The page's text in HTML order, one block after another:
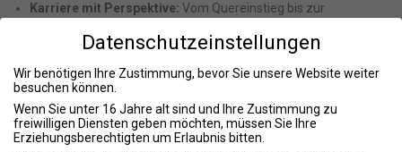
Karriere mit Perspektive: Vom Quereinstieg bis zur
Entwicklungspfade und echte Aufstiegschancen.
Innovatives Arbeiten:Modernste EMS-Technologie, digitale
Tools und effiziente Abläufe sorgen für ein smartes
Arbeitsumfeld.
Work-Life-Balance:Klare Arbeitszeiten, planbare Schichten
Datenschutzeinstellungen
Wir benötigen Ihre Zustimmung, bevor Sie unsere Website weiter
besuchen können.
Wenn Sie unter 16 Jahre alt sind und Ihre Zustimmung zu
freiwilligen Diensten geben möchten, müssen Sie Ihre
Erziehungsberechtigten um Erlaubnis bitten.